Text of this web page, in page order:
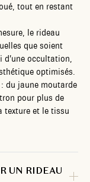
tout en restant
le rideau
que soient
occultation,
optimisés.
: du jaune moutarde
pour plus de
texture et le tissu
UN RIDEAU